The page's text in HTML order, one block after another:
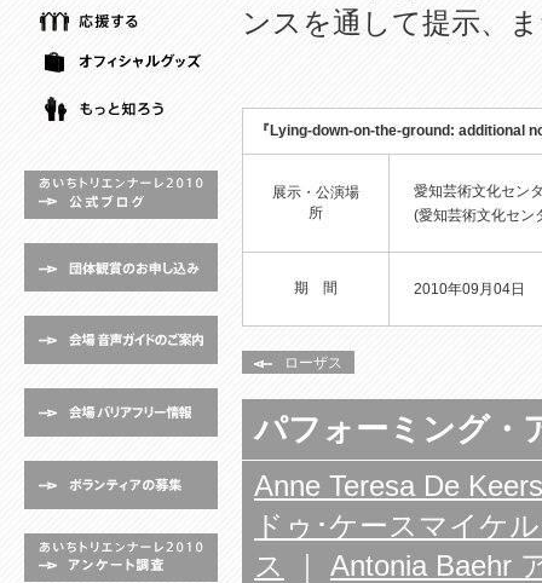
ンスを通して提示、
『Lying-down-on-the-ground: additional
展示・公演場
所
愛知芸術文化セン
(愛知芸術文化セン
期 間 2010年09月04日
ローザス
パフォーミング・
Anne Teresa De
ドゥ･ケースマイケ
ス
Antonia Baehr